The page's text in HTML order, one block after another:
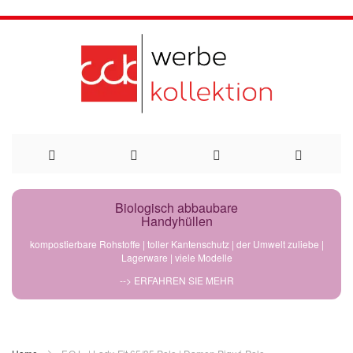
Direkt
Biologisch abbaubare
Handyhüllen
kompostierbare Rohstoffe | toller Kantenschutz | der Umwelt zuliebe |
Lagerware | viele Modelle
--> ERFAHREN SIE MEHR